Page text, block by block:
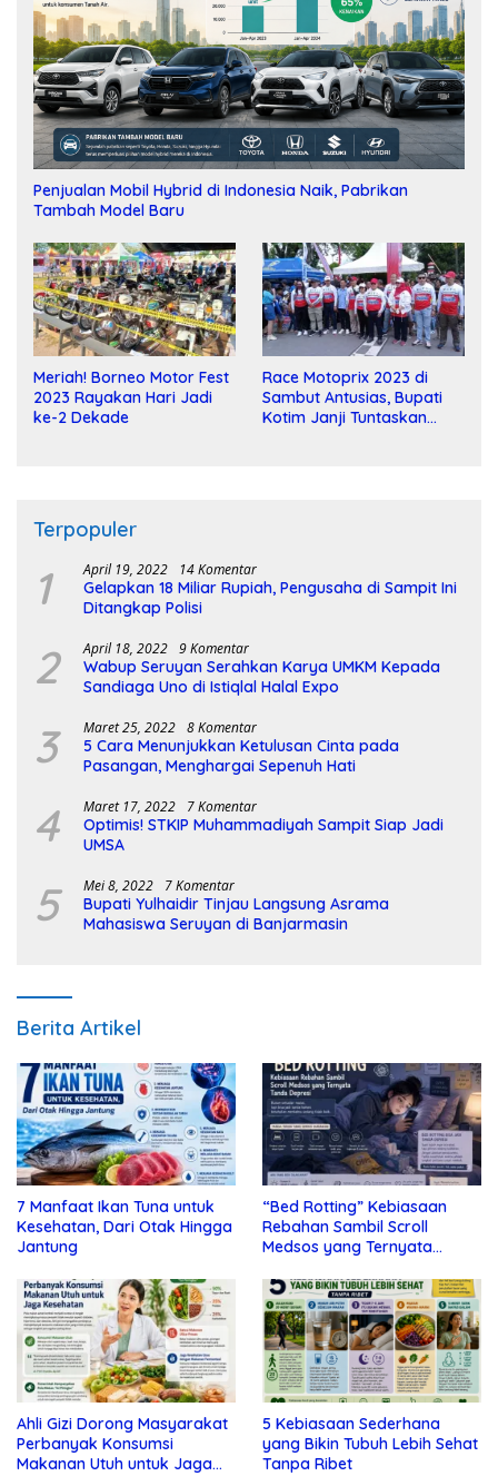
Penjualan Mobil Hybrid di Indonesia Naik, Pabrikan
Tambah Model Baru
Meriah! Borneo Motor Fest
2023 Rayakan Hari Jadi
ke-2 Dekade
Race Motoprix 2023 di
Sambut Antusias, Bupati
Kotim Janji Tuntaskan
Terpopuler
1 April 19, 2022 14 Komentar
Gelapkan 18 Miliar Rupiah, Pengusaha di Sampit Ini
Ditangkap Polisi
2 April 18, 2022 9 Komentar
Wabup Seruyan Serahkan Karya UMKM Kepada
Sandiaga Uno di Istiqlal Halal Expo
3 Maret 25, 2022 8 Komentar
5 Cara Menunjukkan Ketulusan Cinta pada
Pasangan, Menghargai Sepenuh Hati
4 Maret 17, 2022 7 Komentar
Optimis! STKIP Muhammadiyah Sampit Siap Jadi
UMSA
5 Mei 8, 2022 7 Komentar
Bupati Yulhaidir Tinjau Langsung Asrama
Mahasiswa Seruyan di Banjarmasin
Berita Artikel
7 Manfaat Ikan Tuna untuk
Kesehatan, Dari Otak Hingga
Jantung
“Bed Rotting” Kebiasaan
Rebahan Sambil Scroll
Medsos yang Ternyata
Ahli Gizi Dorong Masyarakat
Perbanyak Konsumsi
Makanan Utuh untuk Jaga
5 Kebiasaan Sederhana
yang Bikin Tubuh Lebih Sehat
Tanpa Ribet